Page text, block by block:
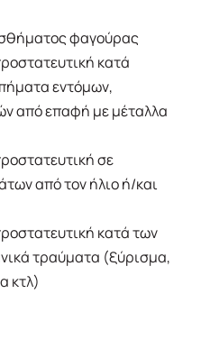
φαγούρας
κατά
εντόμων,
από επαφή με μέταλλα
σε
από τον ήλιο ή/και
κατά των
τραύματα (ξύρισμα,
κτλ)